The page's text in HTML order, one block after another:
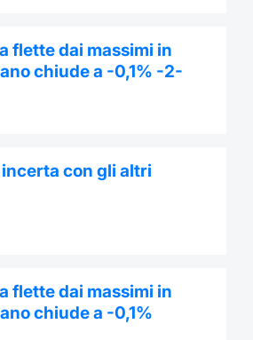
flette dai massimi in
chiude a -0,1% -2-
con gli altri
flette dai massimi in
chiude a -0,1%